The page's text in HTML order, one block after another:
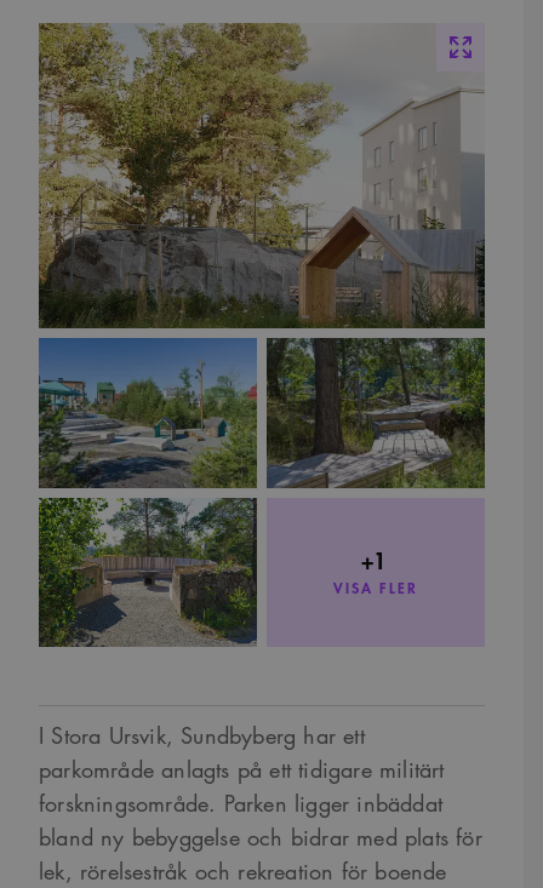
+1
VISA FLER
I Stora Ursvik, Sundbyberg har ett
parkområde anlagts på ett tidigare militärt
forskningsområde. Parken ligger inbäddat
bland ny bebyggelse och bidrar med plats för
lek, rörelsestråk och rekreation för boende